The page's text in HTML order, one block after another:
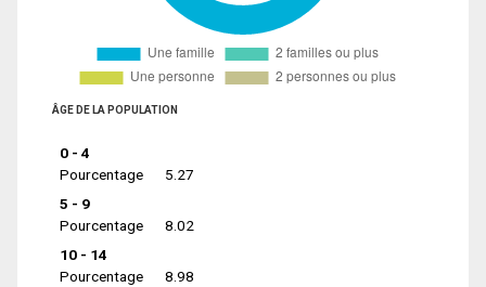
ÂGE DE LA POPULATION
0 - 4
Pourcentage
5.27
5 - 9
Pourcentage
8.02
10 - 14
Pourcentage
8.98